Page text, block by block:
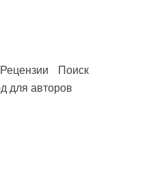
Рецензии
Поиск
для авторов